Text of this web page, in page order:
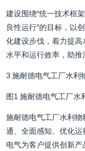
建设围绕“统一技术框
良性运行”的目标，以
化建设步伐，着力提
水平和运行效率，助推
3 施耐德电气工厂水利
图1 施耐德电气工厂水
施耐德电气工厂水利
通、全面感知、优化
电气为客户提供创新